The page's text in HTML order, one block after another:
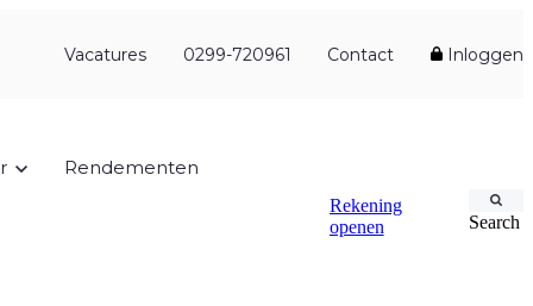
Vacatures 0299-720961 Contact Inloggen
Rendementen
Rekening
openen
Search